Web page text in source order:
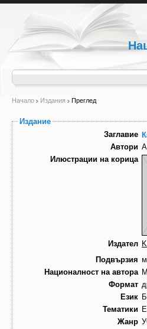
Начало Издания Преглед
Издание
Заглавие
Автори
Илюстрации на корица
Издател
Подвързия
Националност на автора
Формат
Език
Тематики
Жанр